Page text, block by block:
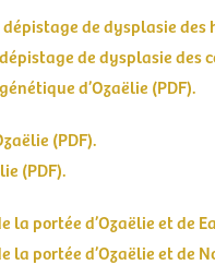
de dysplasie des
de dysplasie des
d’Ozaëlie (PDF).
(PDF).
(PDF).
la portée d’Ozaëlie et de
la portée d’Ozaëlie et de